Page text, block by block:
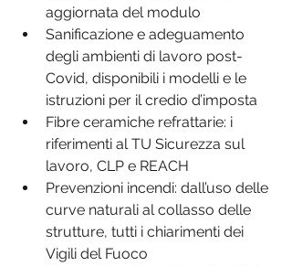
aggiornata del modulo
Sanificazione e adeguamento
degli ambienti di lavoro post-
Covid, disponibili i modelli e le
istruzioni per il credio d’imposta
Fibre ceramiche refrattarie: i
riferimenti al TU Sicurezza sul
lavoro, CLP e REACH
Prevenzioni incendi: dall’uso delle
curve naturali al collasso delle
strutture, tutti i chiarimenti dei
Vigili del Fuoco